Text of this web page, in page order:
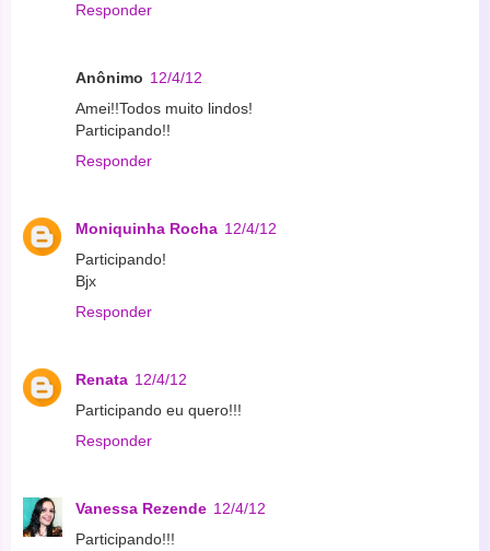
Responder
Anônimo 12/4/12
Amei!!Todos muito lindos!
Participando!!
Responder
Moniquinha Rocha 12/4/12
Participando!
Bjx
Responder
Renata 12/4/12
Participando eu quero!!!
Responder
Vanessa Rezende 12/4/12
Participando!!!